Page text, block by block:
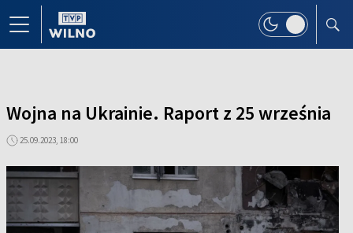
Wojna na Ukrainie. Raport z 25 września
25.09.2023, 18:00